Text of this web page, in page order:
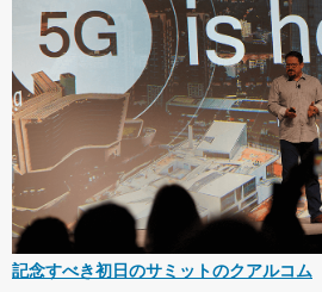
記念すべき初日のサミットのクアルコム